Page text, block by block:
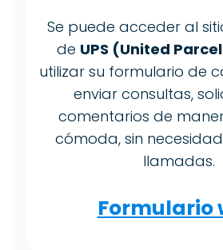
Se puede acceder al
de UPS (United
utilizar su formulario de
enviar consultas,
comentarios de
cómoda, sin
llamadas.
Formulario